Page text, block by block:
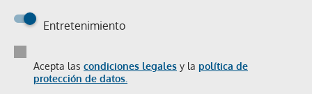
Entretenimiento
Acepta las condiciones legales y la política de
protección de datos.